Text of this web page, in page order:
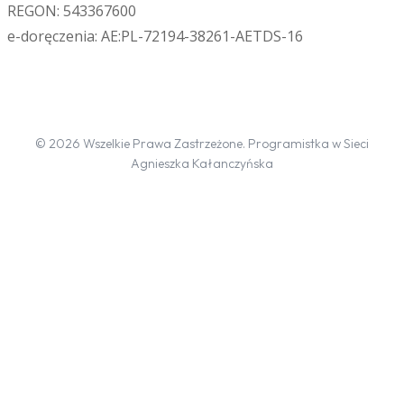
REGON: 543367600
e-doręczenia: AE:PL-72194-38261-AETDS-16
© 2026 Wszelkie Prawa Zastrzeżone. Programistka w Sieci
Agnieszka Kałanczyńska